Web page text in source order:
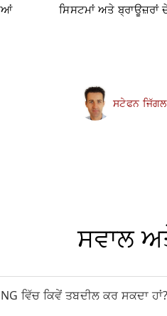
ਸਿਸਟਮਾਂ ਅਤੇ ਬ੍ਰਾਊਜ਼ਰਾਂ
ਸਟੇਫਨ
ਸਵਾਲ
ਵਿੱਚ ਕਿਵੇਂ ਤਬਦੀਲ ਕਰ ਸਕਦਾ ਹਾਂ?